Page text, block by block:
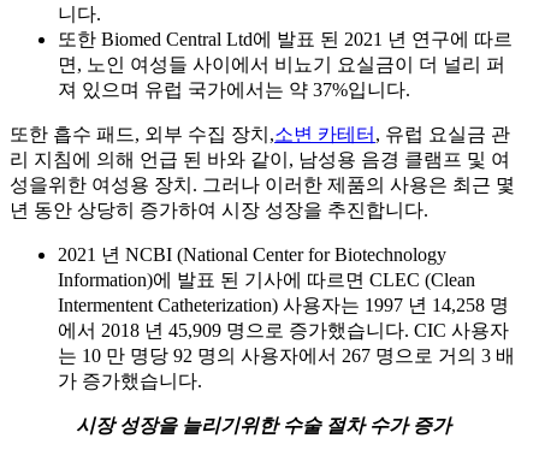
니다.
또한 Biomed Central Ltd에 발표 된 2021 년 연구에 따르
면, 노인 여성들 사이에서 비뇨기 요실금이 더 널리 퍼
져 있으며 유럽 국가에서는 약 37%입니다.
또한 흡수 패드, 외부 수집 장치,소변 카테터 , 유럽 요실금 관
리 지침에 의해 언급 된 바와 같이, 남성용 음경 클램프 및 여
성을위한 여성용 장치. 그러나 이러한 제품의 사용은 최근 몇
년 동안 상당히 증가하여 시장 성장을 추진합니다.
2021 년 NCBI (National Center for Biotechnology
Information)에 발표 된 기사에 따르면 CLEC (Clean
Intermentent Catheterization) 사용자는 1997 년 14,258 명
에서 2018 년 45,909 명으로 증가했습니다. CIC 사용자
는 10 만 명당 92 명의 사용자에서 267 명으로 거의 3 배
가 증가했습니다.
시장 성장을 늘리기위한 수술 절차 수가 증가